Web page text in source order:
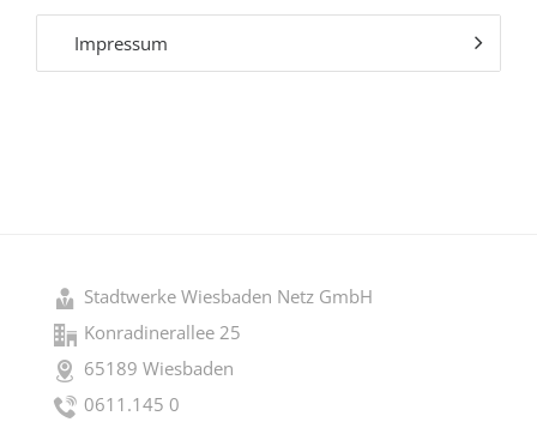
Impressum
Stadtwerke Wiesbaden Netz GmbH
Konradinerallee 25
65189 Wiesbaden
0611.145 0